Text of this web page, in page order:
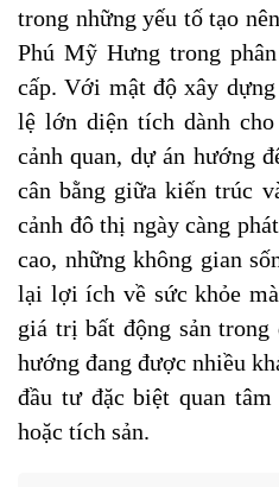
trong những yếu tố tạo
Phú Mỹ Hưng trong
cấp. Với mật độ xây
lệ lớn diện tích dành
cảnh quan, dự án hướng
cân bằng giữa kiến trúc
cảnh đô thị ngày càng
cao, những không gian
lại lợi ích về sức khỏe
giá trị bất động sản
hướng đang được nhiều
đầu tư đặc biệt quan
hoặc tích sản.